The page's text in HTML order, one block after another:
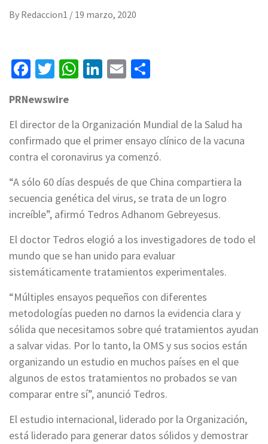
By Redaccion1 / 19 marzo, 2020
Facebook
Twitter
WhatsApp
LinkedIn
Email
PRNewswire
El director de la Organización Mundial de la Salud ha
confirmado que el primer ensayo clínico de la vacuna
contra el coronavirus ya comenzó.
“A sólo 60 días después de que China compartiera la
secuencia genética del virus, se trata de un logro
increíble”, afirmó Tedros Adhanom Gebreyesus.
El doctor Tedros elogió a los investigadores de todo el
mundo que se han unido para evaluar
sistemáticamente tratamientos experimentales.
“Múltiples ensayos pequeños con diferentes
metodologías pueden no darnos la evidencia clara y
sólida que necesitamos sobre qué tratamientos ayudan
a salvar vidas. Por lo tanto, la OMS y sus socios están
organizando un estudio en muchos países en el que
algunos de estos tratamientos no probados se van
comparar entre sí”, anunció Tedros.
El estudio internacional, liderado por la Organización,
está liderado para generar datos sólidos y demostrar